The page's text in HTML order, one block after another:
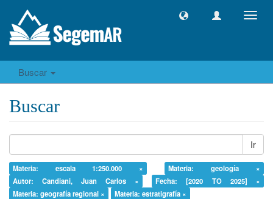
Buscar
Buscar
Ir
Materia: escala 1:250.000 ×
Materia: geología ×
Autor: Candiani, Juan Carlos ×
Fecha: [2020 TO 2025] ×
Materia: geografía regional ×
Materia: estratigrafía ×